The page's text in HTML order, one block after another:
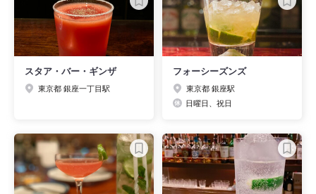
スタア・バー・ギンザ
東京都 銀座一丁目駅
フォーシーズンズ
東京都 銀座駅
日曜日、祝日